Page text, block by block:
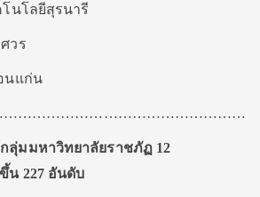
นโลยีสุรนารี
วร
นแก่น
ลุ่มมหาวิทยาลัยราชภัฏ 12
น 227 อันดับ